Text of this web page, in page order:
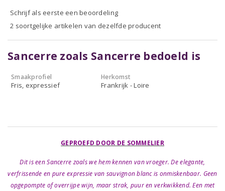
Schrijf als eerste een beoordeling
2 soortgelijke artikelen van dezelfde producent
Sancerre zoals Sancerre bedoeld is
Smaakprofiel
Fris, expressief
Herkomst
Frankrijk - Loire
GEPROEFD DOOR DE SOMMELIER
Dit is een Sancerre zoals we hem kennen van vroeger. De elegante,
verfrissende en pure expressie van sauvignon blanc is onmiskenbaar. Geen
opgepompte of overrijpe wijn, maar strak, puur en verkwikkend. Een met